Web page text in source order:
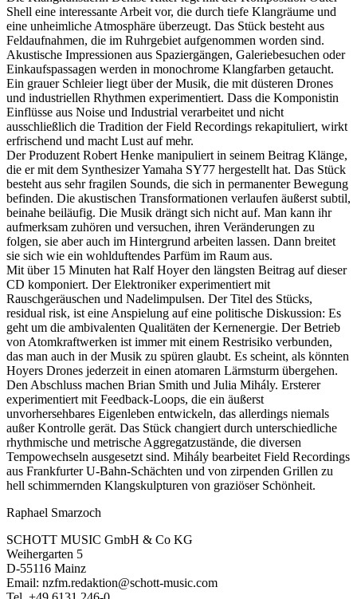
Shell eine interessante Arbeit vor, die durch tiefe Klangräume und
eine unheimliche Atmosphäre überzeugt. Das Stück besteht aus
Feldaufnahmen, die im Ruhrgebiet aufgenommen worden sind.
Akustische Impressionen aus Spaziergängen, Galeriebesuchen oder
Einkaufspassagen wer­den in monochrome Klangfarben ge­taucht.
Ein grauer Schleier liegt über der Musik, die mit düsteren Drones
und industriellen Rhythmen experimentiert. Dass die Komponistin
Einflüsse aus Noise und Industrial verarbeitet und nicht
ausschließlich die Tradition der Field Recordings rekapituliert, wirkt
erfrischend und macht Lust auf mehr.
Der Produzent Robert Henke ma­nipuliert in seinem Beitrag Klänge,
die er mit dem Synthesizer Yamaha SY77 hergestellt hat. Das Stück
besteht aus sehr fragilen Sounds, die sich in permanenter Bewegung
befinden. Die akustischen Transformationen verlaufen äußerst subtil,
beinahe beiläufig. Die Musik drängt sich nicht auf. Man kann ihr
aufmerksam zuhören und versuchen, ihren Veränderungen zu
folgen, sie aber auch im Hintergrund arbeiten lassen. Dann breitet
sie sich wie ein wohlduftendes Parfüm im Raum aus.
Mit über 15 Minuten hat Ralf Hoyer den längsten Beitrag auf dieser
CD komponiert. Der Elektroniker experimentiert mit
Rauschgeräuschen und Nadelimpulsen. Der Titel des Stücks,
residual risk, ist eine Anspielung auf eine politische Diskussion: Es
geht um die ambivalenten Qualitäten der Kernenergie. Der Betrieb
von Atomkraftwerken ist im­mer mit einem Restrisiko verbunden,
das man auch in der Musik zu spüren glaubt. Es scheint, als könnten
Hoyers Drones jederzeit in einen atomaren Lärmsturm übergehen.
Den Abschluss machen Brian Smith und Julia Mihály. Ersterer
experimentiert mit Feedback-Loops, die ein äußerst
unvorhersehbares Eigenleben entwickeln, das allerdings niemals
außer Kontrolle gerät. Das Stück changiert durch unterschiedliche
rhythmische und metrische Aggregatzustände, die diversen
Tempowechseln ausgesetzt sind. Mihály bearbeitet Field Recordings
aus Frankfurter U-Bahn-Schächten und von zirpenden Grillen zu
hell schimmernden Klangskulpturen von graziöser Schönheit.
Raphael Smarzoch
SCHOTT MUSIC GmbH & Co KG
Weihergarten 5
D-55116 Mainz
Email: nzfm.redaktion@schott-music.com